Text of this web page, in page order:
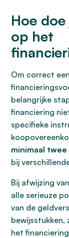
Hoe
op het
Om correct
belangrijke
financiering
specifieke
minimaal
bij
Bij afwijzing
alle serieuze
van de
bewijsstukken,
het